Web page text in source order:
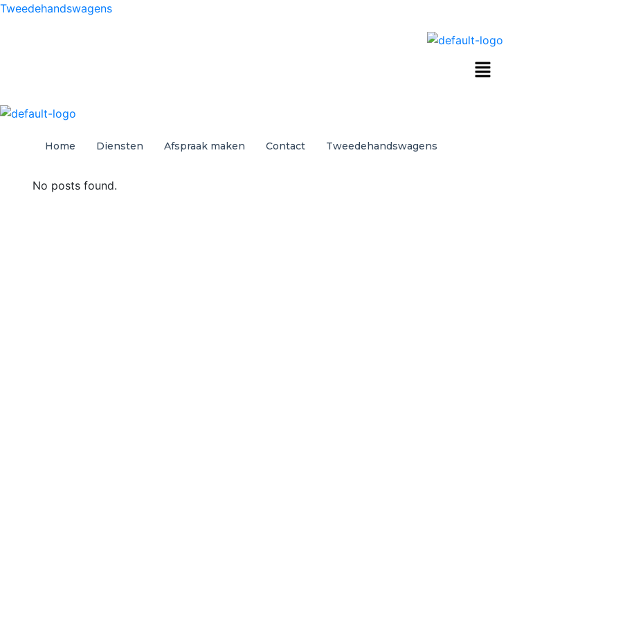
Tweedehandswagens
Home Diensten Afspraak maken Contact Tweedehandswagens
No posts found.